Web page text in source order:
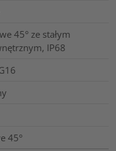
45° ze stałym
IP68
45°